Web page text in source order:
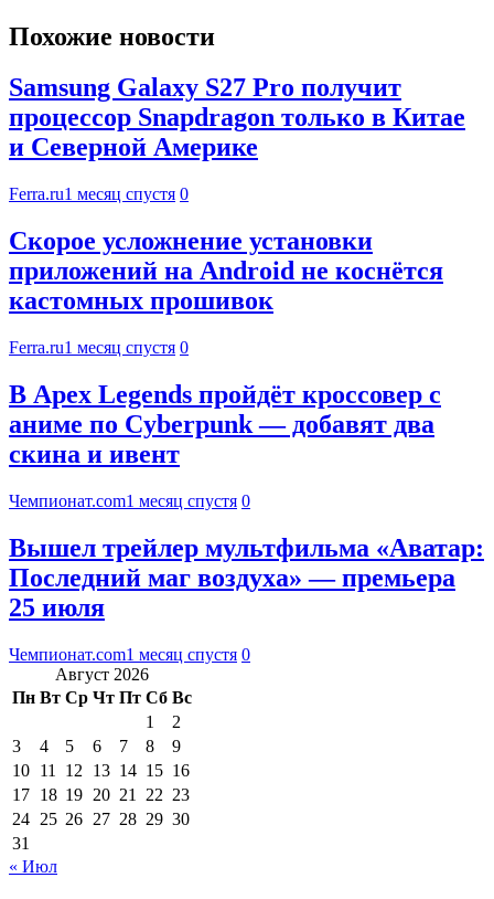
Похожие новости
Samsung Galaxy S27 Pro получит
процессор Snapdragon только в Китае
и Северной Америке
Ferra.ru1 месяц спустя 0
Скорое усложнение установки
приложений на Android не коснётся
кастомных прошивок
Ferra.ru1 месяц спустя 0
В Apex Legends пройдёт кроссовер с
аниме по Cyberpunk — добавят два
скина и ивент
Чемпионат.com1 месяц спустя 0
Вышел трейлер мультфильма «Аватар:
Последний маг воздуха» — премьера
25 июля
Чемпионат.com1 месяц спустя 0
Август 2026
Пн Вт Ср Чт Пт Сб Вс
1
2
3
4 5 6 7 8
9
10 11 12 13 14 15 16
17 18 19 20 21 22 23
24 25 26 27 28 29 30
31
« Июл